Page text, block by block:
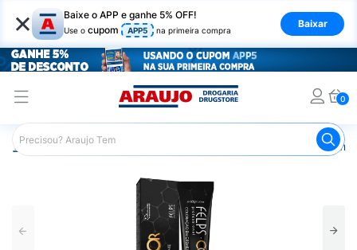
× Baixe o APP e ganhe 5% OFF!
Use o cupom APP5 na primeira compra
Baixar
0
Araujo Cabelo Coloração